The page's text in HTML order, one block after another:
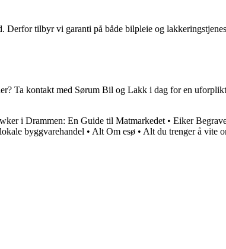
Derfor tilbyr vi garanti på både bilpleie og
Ta kontakt med Sørum Bil og Lakk i dag for en
i Drammen: En Guide til Matmarkedet • Eiker
byggvarehandel • Alt Om esø • Alt du trenger å vite